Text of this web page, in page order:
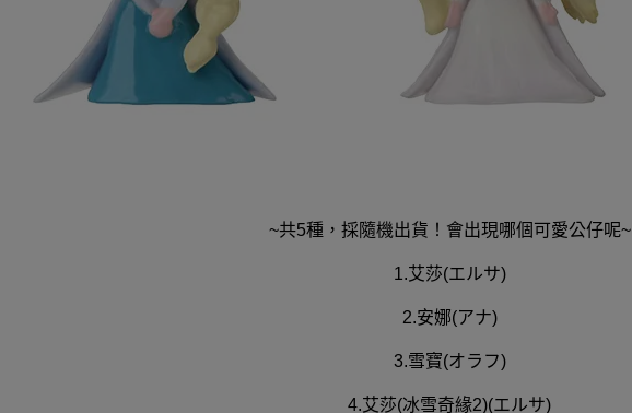
~共5種，採隨機出貨！會出現哪個可愛公仔呢~
1.艾莎(エルサ)
2.安娜(アナ)
3.雪寶(オラフ)
4.艾莎(冰雪奇緣2)(エルサ)